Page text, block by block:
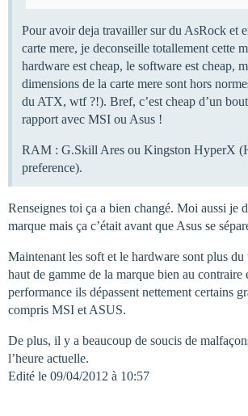
Pour avoir deja travailler sur du AsRock et
carte mere, je deconseille totallement cette
hardware est cheap, le software est cheap,
dimensions de la carte mere sont hors
du ATX, wtf ?!). Bref, c’est cheap d’un
rapport avec MSI ou Asus !
RAM : G.Skill Ares ou Kingston HyperX
preference).
Renseignes toi ça a bien changé. Moi aussi je
marque mais ça c’était avant que Asus se
Maintenant les soft et le hardware sont plus
haut de gamme de la marque bien au contraire
performance ils dépassent nettement certains
compris MSI et ASUS.
De plus, il y a beaucoup de soucis de
l’heure actuelle.
Edité le 09/04/2012 à 10:57